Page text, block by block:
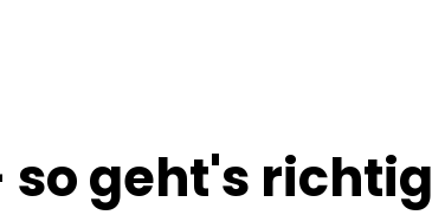
geht's richtig